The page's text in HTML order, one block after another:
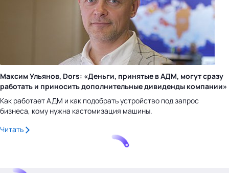
Максим Ульянов, Dors: «Деньги, принятые в АДМ, могут сразу
работать и приносить дополнительные дивиденды компании»
Как работает АДМ и как подобрать устройство под запрос
бизнеса, кому нужна кастомизация машины.
Читать